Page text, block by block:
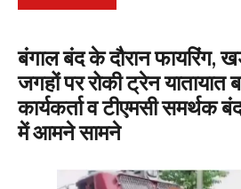
बंगाल बंद के दौरान फायरिंग,
जगहों पर रोकी ट्रेन यातायात
कार्यकर्ता व टीएमसी समर्थक
में आमने सामने